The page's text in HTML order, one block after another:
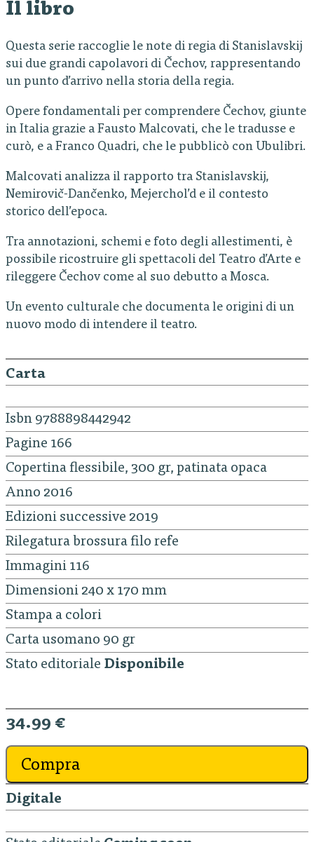
Il libro
Questa serie raccoglie le note di regia di Stanislavskij
sui due grandi capolavori di Čechov, rappresentando
un punto d’arrivo nella storia della regia.
Opere fondamentali per comprendere Čechov, giunte
in Italia grazie a Fausto Malcovati, che le tradusse e
curò, e a Franco Quadri, che le pubblicò con Ubulibri.
Malcovati analizza il rapporto tra Stanislavskij,
Nemirovič-Dančenko, Mejerchol’d e il contesto
storico dell’epoca.
Tra annotazioni, schemi e foto degli allestimenti, è
possibile ricostruire gli spettacoli del Teatro d’Arte e
rileggere Čechov come al suo debutto a Mosca.
Un evento culturale che documenta le origini di un
nuovo modo di intendere il teatro.
Carta
Isbn 9788898442942
Pagine 166
Copertina flessibile, 300 gr, patinata opaca
Anno 2016
Edizioni successive 2019
Rilegatura brossura filo refe
Immagini 116
Dimensioni 240 x 170 mm
Stampa a colori
Carta usomano 90 gr
Stato editoriale Disponibile
34.99 €
Compra
Digitale